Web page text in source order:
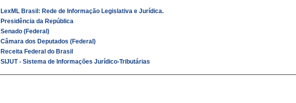
LexML Brasil: Rede de Informação Legislativa e Jurídica.
Presidência da República
Senado (Federal)
Câmara dos Deputados (Federal)
Receita Federal do Brasil
SIJUT - Sistema de Informações Jurídico-Tributárias